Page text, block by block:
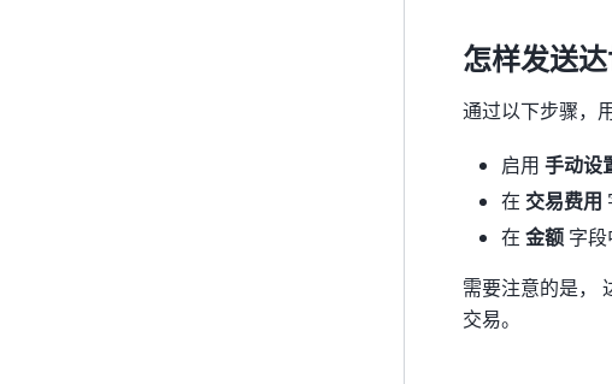
怎样发送
通过以下步骤，
启用 手动设
在 交易费用
在 金额 字
需要注意的是，
交易。